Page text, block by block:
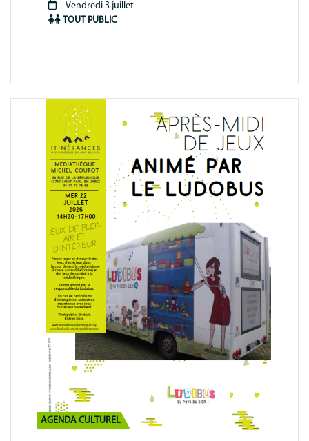
Période
Vendredi 3 juillet
TOUT PUBLIC
AGENDA CULTUREL